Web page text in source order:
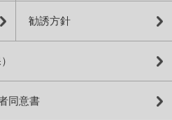
勧誘方針
同意書